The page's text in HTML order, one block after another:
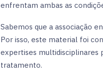
enfrentam ambas as
Sabemos que a associação
Por isso, este material foi
expertises multidisciplinares
tratamento.